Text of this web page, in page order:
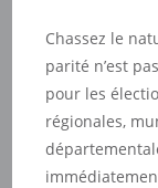
Chassez le
parité n’est
pour les
régionales,